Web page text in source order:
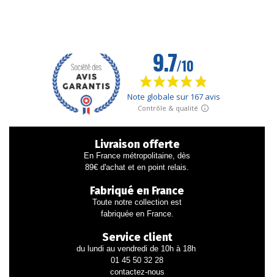
Livraison offerte
En France métropolitaine, dès
89€ d'achat et en point relais.
Fabriqué en France
Toute notre collection est
fabriquée en France.
Service client
du lundi au vendredi de 10h à 18h
01 45 50 32 28
contactez-nous